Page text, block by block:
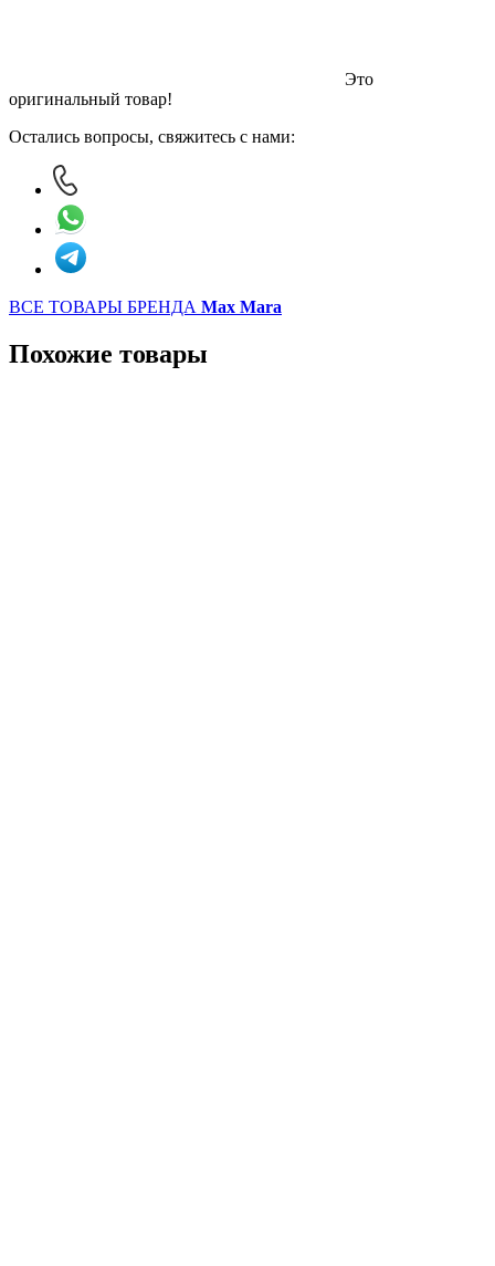
Это
оригинальный товар!
Остались вопросы, свяжитесь с нами:
ВСЕ ТОВАРЫ БРЕНДА Max Mara
Похожие товары